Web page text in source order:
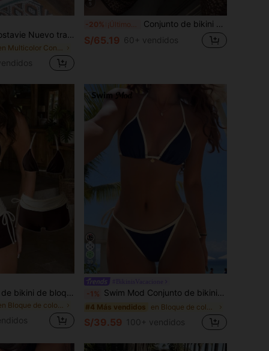
3 piezas para mujer, con textura de malla, decoración de piedras y espalda descubierta, ideal para vacaciones en la playa, San Valentín, festivales de música y fiestas en piscinas termales. Colección Primavera/Verano 2026
en Multicolor Conjuntos de bikini para mujer
5
-20% ¡Últimos 2 días Conjunto de bikini de 3 piezas para mujer, elegante y de moda, color marrón liso, con espalda abierta y lazo en la espalda, tela texturizada, vestido cover-up para playa y vacaciones, traje de baño para primavera y verano
S/65.19 60+ vendidos
Elavelle Conjunto de bikini de bloques de color, incluye top halter triangular y shorts envolventes de cintura alta. Favorecedor y estilizante. Adecuado para viajes a la playa, vacaciones junto al mar y trajes de baño para vacaciones de verano en aguas termales.
en Bloque de color Conjuntos de bikini para mujer
39
-1% Swim Mod Conjunto de bikini de triángulo con copa sólida para mujer, traje de baño sexy de dos piezas con lazos
#4 Más vendidos
S/39.59 100+ vendidos